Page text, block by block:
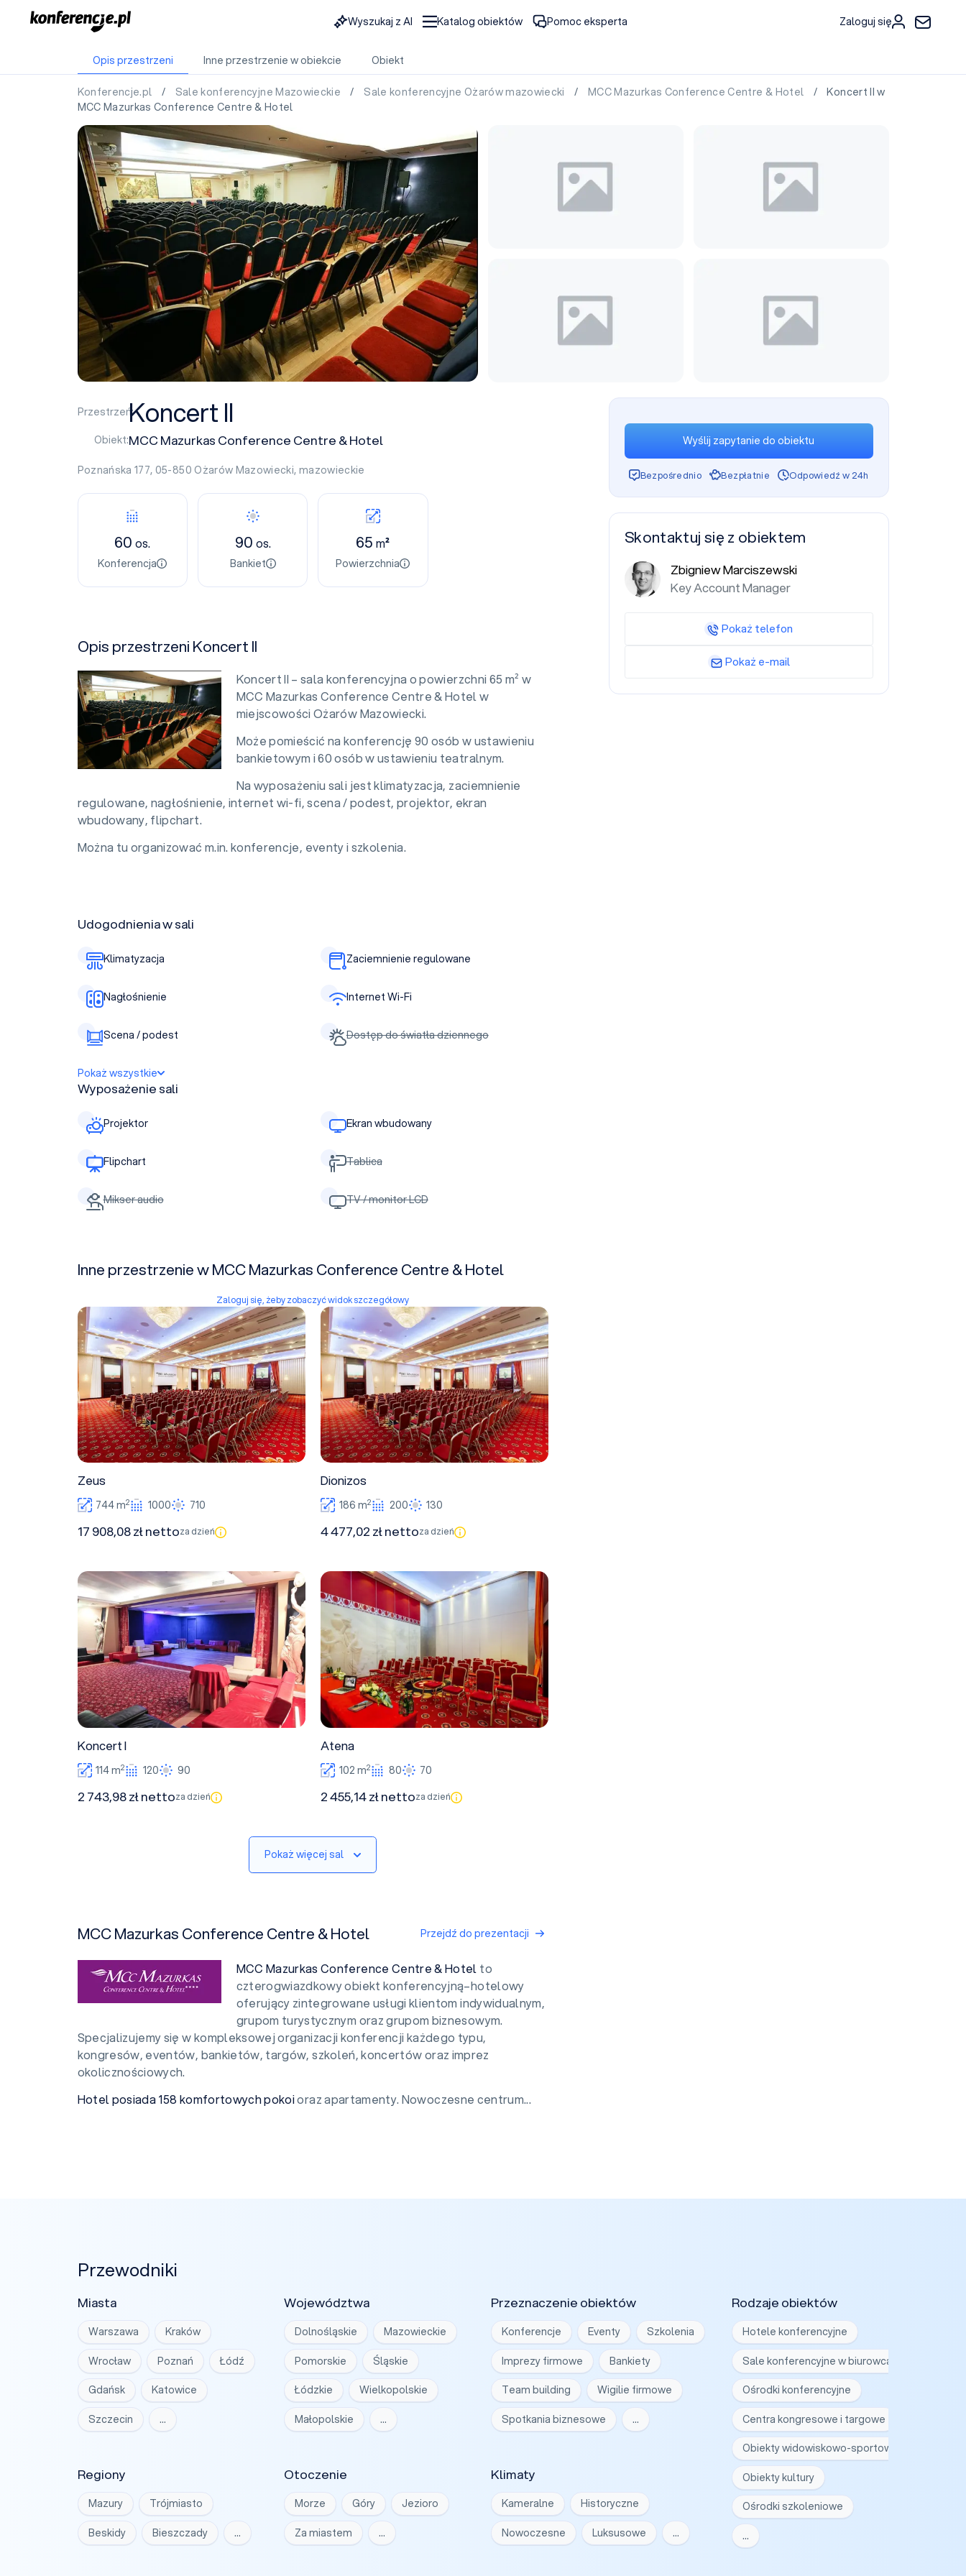
Wyszukaj z AI Katalog obiektów Pomoc eksperta Zaloguj się
Opis przestrzeni Inne przestrzenie w obiekcie Obiekt
Konferencje.pl / Sale konferencyjne Mazowieckie / Sale konferencyjne Ożarów mazowiecki / MCC Mazurkas Conference Centre & Hotel
/ Koncert II w
MCC Mazurkas Conference Centre & Hotel
Przestrzeń:Koncert II
Obiekt:MCC Mazurkas Conference Centre & Hotel
Poznańska 177, 05-850Ożarów Mazowiecki, mazowieckie
60os.
Konferencja
90 os.
Bankiet
65m²
Powierzchnia
Opis przestrzeni Koncert II
Koncert II – sala konferencyjna o powierzchni 65 m² w
MCC Mazurkas Conference Centre & Hotel w
miejscowości Ożarów Mazowiecki.
Może pomieścić na konferencję 90 osób w ustawieniu
bankietowym i 60 osób w ustawieniu teatralnym.
Na wyposażeniu sali jest klimatyzacja, zaciemnienie
regulowane, nagłośnienie, internet wi-fi, scena / podest, projektor, ekran
wbudowany, flipchart.
Można tu organizować m.in. konferencje, eventy i szkolenia.
Udogodnienia w sali
Klimatyzacja Zaciemnienie regulowane
Nagłośnienie Internet Wi-Fi
Scena / podest Dostęp do światła dziennego
Pokaż wszystkie
Wyposażenie sali
Projektor Ekran wbudowany
Flipchart Tablica
Mikser audio TV / monitor LCD
Inne przestrzenie w MCC Mazurkas Conference Centre & Hotel
Zaloguj się, żeby zobaczyć widok szczegółowy
Zeus
Zeus
744 m2 1000 710
17 908,08 zł nettoza dzień
Dionizos
Dionizos
186 m2 200 130
4 477,02 zł nettoza dzień
Koncert I
Koncert I
114 m2 120 90
2 743,98 zł nettoza dzień
Atena
Atena
102 m2 80 70
2 455,14 zł nettoza dzień
Pokaż więcej sal
MCC Mazurkas Conference Centre & Hotel Przejdź do prezentacji
MCC Mazurkas Conference Centre & Hotel to
czterogwiazdkowy obiekt konferencyjną–hotelowy
oferujący zintegrowane usługi klientom indywidualnym,
grupom turystycznym oraz grupom biznesowym.
Specjalizujemy się w kompleksowej organizacji konferencji każdego typu,
kongresów, eventów, bankietów, targów, szkoleń, koncertów oraz imprez
okolicznościowych.
Hotel posiada 158 komfortowych pokoioraz apartamenty. Nowoczesne centrum...
Wyślij zapytanie do obiektu
Bezpośrednio Bezpłatnie Odpowiedź w 24h
Skontaktuj się z obiektem
Zbigniew Marciszewski
Key Account Manager
Pokaż telefon
Pokaż e-mail
Przewodniki
Miasta
Warszawa Kraków
Wrocław Poznań Łódź
Gdańsk Katowice
Szczecin …
Województwa
Dolnośląskie Mazowieckie
Pomorskie Śląskie
Łódzkie Wielkopolskie
Małopolskie …
Regiony
Mazury Trójmiasto
Beskidy Bieszczady …
Otoczenie
Morze Góry Jezioro
Za miastem …
Klimaty
Kameralne Historyczne
Nowoczesne Luksusowe …
Przeznaczenie obiektów
Konferencje Eventy Szkolenia
Imprezy firmowe Bankiety
Team building Wigilie firmowe
Spotkania biznesowe …
Rodzaje obiektów
Hotele konferencyjne
Sale konferencyjne w biurowcach
Ośrodki konferencyjne
Centra kongresowe i targowe
Obiekty widowiskowo-sportowe
Obiekty kultury
Ośrodki szkoleniowe
…